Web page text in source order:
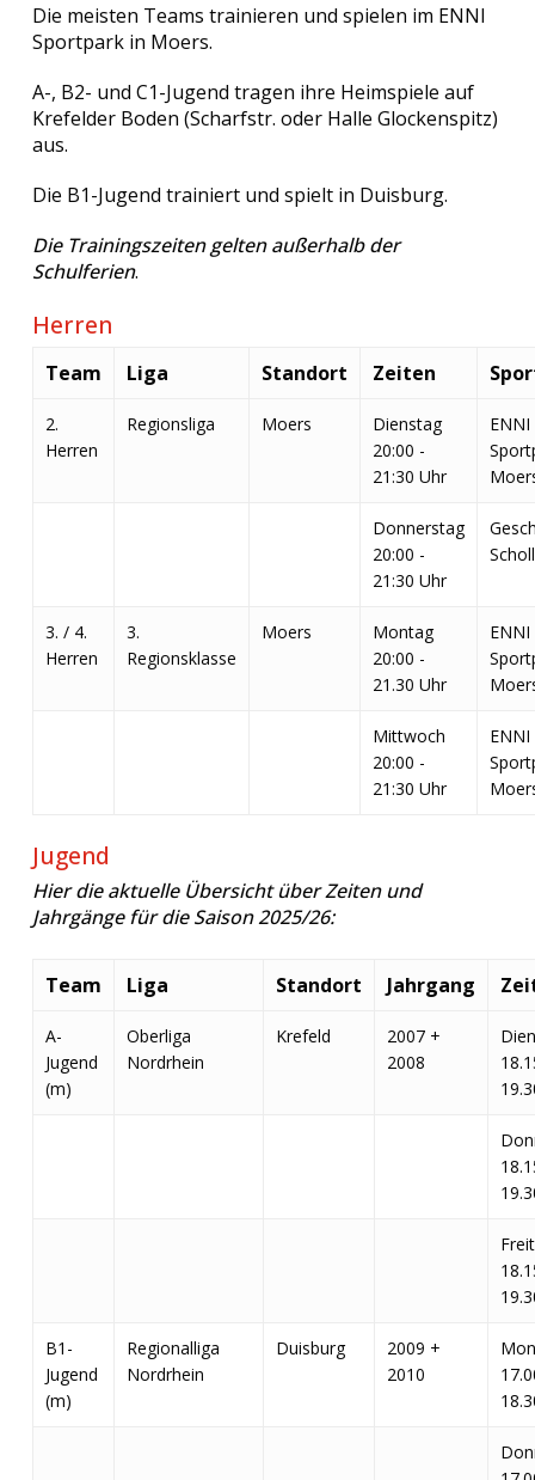
Die meisten Teams trainieren und spielen im ENNI
Sportpark in Moers.
A-, B2- und C1-Jugend tragen ihre Heimspiele auf
Krefelder Boden (Scharfstr. oder Halle Glockenspitz)
aus.
Die B1-Jugend trainiert und spielt in Duisburg.
Die Trainingszeiten gelten außerhalb der
Schulferien.
Herren
Team Liga Standort Zeiten
2.
Herren
Regionsliga Moers
Dienstag
20:00 -
21:30 Uhr
ENNI
Donnerstag
20:00 -
21:30 Uhr
3. / 4.
Herren
3.
Regionsklasse
Moers
Montag
20:00 -
21.30 Uhr
ENNI
Mittwoch
20:00 -
21:30 Uhr
ENNI
Jugend
Hier die aktuelle Übersicht über Zeiten und
Jahrgänge für die Saison 2025/26:
Team Liga Standort Jahrgang
A-
Jugend
(m)
Oberliga
Nordrhein
Krefeld
2007 +
2008
B1-
Jugend
(m)
Regionalliga
Nordrhein
Duisburg
2009 +
2010